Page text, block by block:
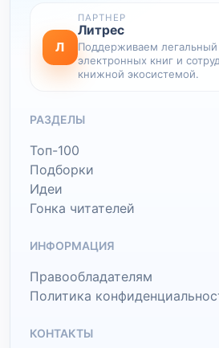
Л
ПАРТНЕР
Литрес
Поддерживаем
электронных книг и
книжной экосистемой.
РАЗДЕЛЫ
Топ-100
Подборки
Идеи
Гонка читателей
ИНФОРМАЦИЯ
Правообладателям
Политика
КОНТАКТЫ